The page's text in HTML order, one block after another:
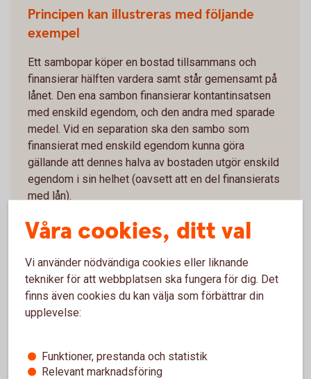
Principen kan illustreras med följande
exempel
Ett sambopar köper en bostad tillsammans och
finansierar hälften vardera samt står gemensamt på
lånet. Den ena sambon finansierar kontantinsatsen
med enskild egendom, och den andra med sparade
medel. Vid en separation ska den sambo som
finansierat med enskild egendom kunna göra
gällande att dennes halva av bostaden utgör enskild
egendom i sin helhet (oavsett att en del finansierats
med lån).
Den sambo som finansierat med egna medel måste
däremot dela med sig av överskottet från sin andel
eftersom den skulle omfattas av bodelningen vid
separationen.
Den som finansierat sin andel med enskild egendom
får alltså behålla hela sitt överskott och kan
överskott. Delningen blir alltså 75/25 av bostaden.
Våra cookies, ditt val
Vi använder nödvändiga cookies eller liknande
tekniker för att webbplatsen ska fungera för dig. Det
finns även cookies du kan välja som förbättrar din
upplevelse:
Funktioner, prestanda och statistik
Relevant marknadsföring